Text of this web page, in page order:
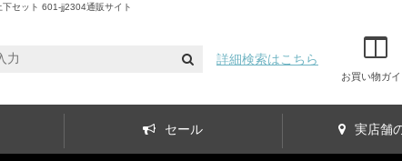
セット 601-jj2304通販サイト
詳細検索はこちら
お買い物ガイ
セール 実店舗